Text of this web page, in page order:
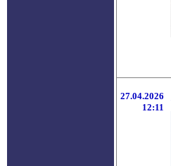
27.04.2026
12:11